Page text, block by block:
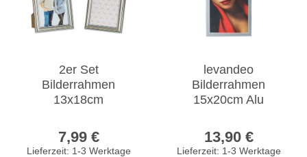
2er Set
Bilderrahmen
13x18cm
Antik
Portraitrahmen
7,99 €
Lieferzeit: 1-3 Werktage
levandeo
Bilderrahmen
15x20cm Alu
Fotorahmen
Portrait Glas
13,90 €
Lieferzeit: 1-3 Werktage